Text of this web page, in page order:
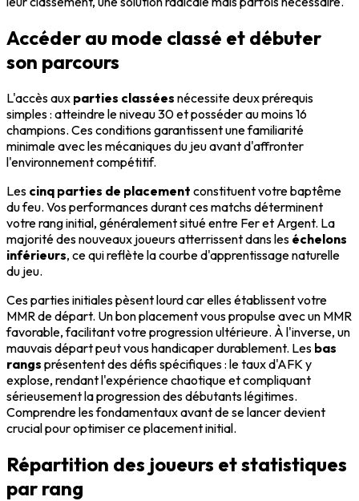
Accéder au mode classé et débuter
son parcours
L'accès aux parties classées nécessite deux prérequis
simples : atteindre le niveau 30 et posséder au moins 16
champions. Ces conditions garantissent une familiarité
minimale avec les mécaniques du jeu avant d'affronter
l'environnement compétitif.
Les cinq parties de placement constituent votre baptême
du feu. Vos performances durant ces matchs déterminent
votre rang initial, généralement situé entre Fer et Argent. La
majorité des nouveaux joueurs atterrissent dans les échelons
inférieurs, ce qui reflète la courbe d'apprentissage naturelle
du jeu.
Ces parties initiales pèsent lourd car elles établissent votre
MMR de départ. Un bon placement vous propulse avec un MMR
favorable, facilitant votre progression ultérieure. À l'inverse, un
mauvais départ peut vous handicaper durablement. Les bas
rangs présentent des défis spécifiques : le taux d'AFK y
explose, rendant l'expérience chaotique et compliquant
sérieusement la progression des débutants légitimes.
Comprendre les fondamentaux avant de se lancer devient
crucial pour optimiser ce placement initial.
Répartition des joueurs et statistiques
par rang